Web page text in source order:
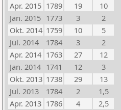
Apr. 2015 1789 19
10
Jan. 2015 1773 3
2
Okt. 2014 1759 10
5
Jul. 2014
1784 3
2
Apr. 2014 1763 27
12
Jan. 2014 1741 12
3
Okt. 2013 1738 29
13
Jul. 2013
1784 2
1,5
Apr. 2013 1786 4
2,5